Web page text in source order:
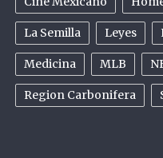
La Semilla Leyes
Medicina MLB
Region Carbonifera